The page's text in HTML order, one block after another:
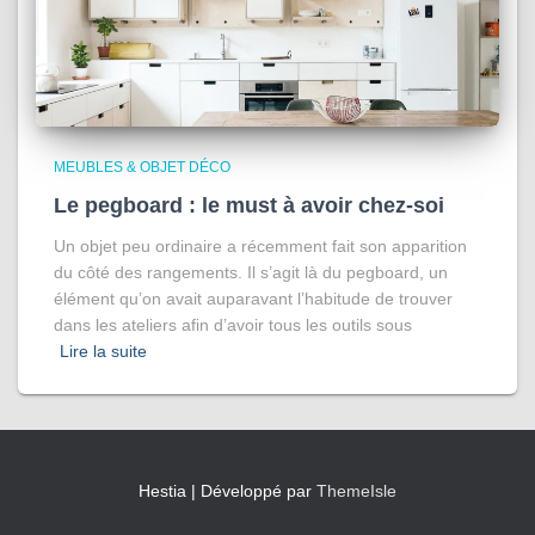
MEUBLES & OBJET DÉCO
Le pegboard : le must à avoir chez-soi
Un objet peu ordinaire a récemment fait son apparition
du côté des rangements. Il s’agit là du pegboard, un
élément qu’on avait auparavant l’habitude de trouver
dans les ateliers afin d’avoir tous les outils sous
Lire la suite
Hestia | Développé par ThemeIsle